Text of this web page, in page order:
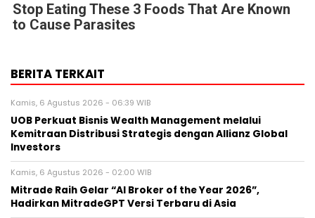
Stop Eating These 3 Foods That Are Known
to Cause Parasites
BERITA TERKAIT
Kamis, 6 Agustus 2026 - 06:39 WIB
UOB Perkuat Bisnis Wealth Management melalui
Kemitraan Distribusi Strategis dengan Allianz Global
Investors
Kamis, 6 Agustus 2026 - 02:00 WIB
Mitrade Raih Gelar “AI Broker of the Year 2026”,
Hadirkan MitradeGPT Versi Terbaru di Asia